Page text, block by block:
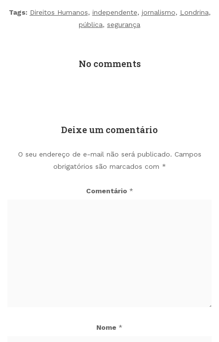
Tags: Direitos Humanos, independente, jornalismo, Londrina,
pública, segurança
No comments
Deixe um comentário
O seu endereço de e-mail não será publicado. Campos
obrigatórios são marcados com *
Comentário *
Nome *